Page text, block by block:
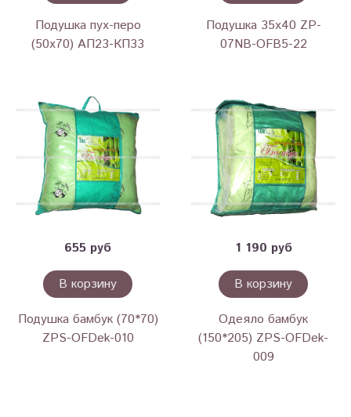
Подушка пух-перо
(50х70) АП23-КП33
Подушка 35х40 ZP-
07NB-OFB5-22
655 руб
В корзину
Подушка бамбук (70*70)
ZPS-OFDek-010
1 190 руб
В корзину
Одеяло бамбук
(150*205) ZPS-OFDek-
009